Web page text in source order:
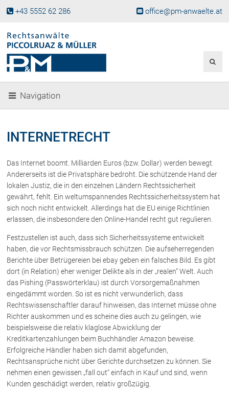
+43 5552 62 286 office@pm-anwaelte.at
Fachgebiete
Gesellschaftsgründung &
Beteiligungen
Immobilienrecht, Bauträgerrecht
Erbrecht
Familienrecht und Scheidungen
Prozessführung und
Schiedsgerichtsbarkeit
Skiunfälle in Österreich
Über uns
Kanzleiteam
Netzwerk
Download
Die Österreichischen Rechtsanwälte
Anwälte
Dr. Stefan Müller
Dr. Petra Piccolruaz
Navigation
INTERNETRECHT
Das Internet boomt. Milliarden Euros (bzw. Dollar) werden bewegt.
Andererseits ist die Privatsphäre bedroht. Die schützende Hand der
lokalen Justiz, die in den einzelnen Ländern Rechtssicherheit
gewährt, fehlt. Ein weltumspannendes Rechtssicherheitssystem hat
sich noch nicht entwickelt. Allerdings hat die EU einige Richtlinien
erlassen, die insbesondere den Online-Handel recht gut regulieren.
Festzustellen ist auch, dass sich Sicherheitssysteme entwickelt
haben, die vor Rechtsmissbrauch schützen. Die aufseherregenden
Berichte über Betrügereien bei ebay geben ein falsches Bild. Es gibt
dort (in Relation) eher weniger Delikte als in der „realen“ Welt. Auch
das Pishing (Passwörterklau) ist durch Vorsorgemaßnahmen
eingedämmt worden. So ist es nicht verwunderlich, dass
Rechtswissenschaftler darauf hinweisen, das Internet müsse ohne
Richter auskommen und es scheine dies auch zu gelingen, wie
beispielsweise die relativ klaglose Abwicklung der
Kreditkartenzahlungen beim Buchhändler Amazon beweise.
Erfolgreiche Händler haben sich damit abgefunden,
Rechtsansprüche nicht über Gerichte durchsetzen zu können. Sie
nehmen einen gewissen „fall out“ einfach in Kauf und sind, wenn
Kunden geschädigt werden, relativ großzügig.